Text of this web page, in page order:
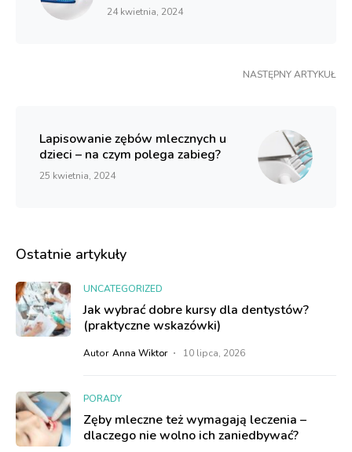
24 kwietnia, 2024
NASTĘPNY ARTYKUŁ
Lapisowanie zębów mlecznych u
dzieci – na czym polega zabieg?
25 kwietnia, 2024
Ostatnie artykuły
UNCATEGORIZED
Jak wybrać dobre kursy dla dentystów?
(praktyczne wskazówki)
Autor Anna Wiktor 10 lipca, 2026
PORADY
Zęby mleczne też wymagają leczenia –
dlaczego nie wolno ich zaniedbywać?